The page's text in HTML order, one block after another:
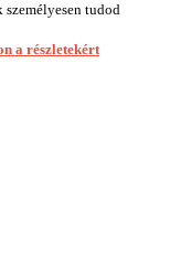
személyesen tudod
a részletekért